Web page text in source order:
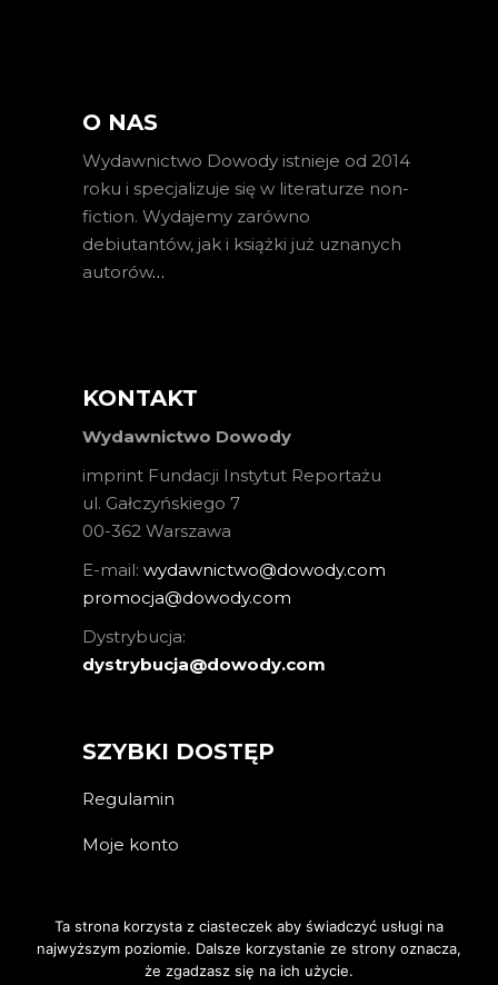
O NAS
Wydawnictwo Dowody istnieje od 2014
roku i specjalizuje się w literaturze non-
fiction. Wydajemy zarówno
debiutantów, jak i książki już uznanych
autorów…
KONTAKT
Wydawnictwo Dowody
imprint Fundacji Instytut Reportażu
ul. Gałczyńskiego 7
00-362 Warszawa
E-mail: wydawnictwo@dowody.com
promocja@dowody.com
Dystrybucja:
dystrybucja@dowody.com
SZYBKI DOSTĘP
Regulamin
Moje konto
Ta strona korzysta z ciasteczek aby świadczyć usługi na
najwyższym poziomie. Dalsze korzystanie ze strony oznacza,
że zgadzasz się na ich użycie.